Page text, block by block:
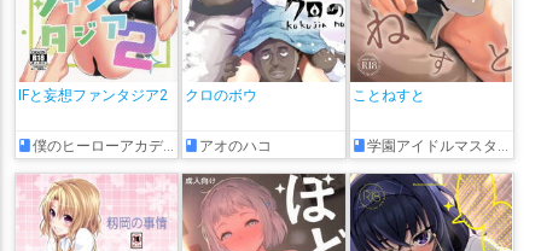
IFと妄想ファンタジア2
僕のヒーローアカデミア
クロのボウ
アオのハコ
ことねすと
学園アイドルマスター